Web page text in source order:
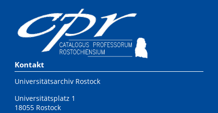
Kontakt
Universitätsarchiv Rostock
Universitätsplatz 1
18055 Rostock